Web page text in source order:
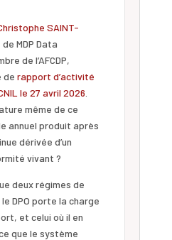
SAINT-
MDP Data
de l’AFCDP,
de rapport d’activité
le 27 avril 2026
même de ce
annuel produit après
dérivée d’un
vivant ?
deux régimes de
DPO porte la charge
et celui où il en
que le système